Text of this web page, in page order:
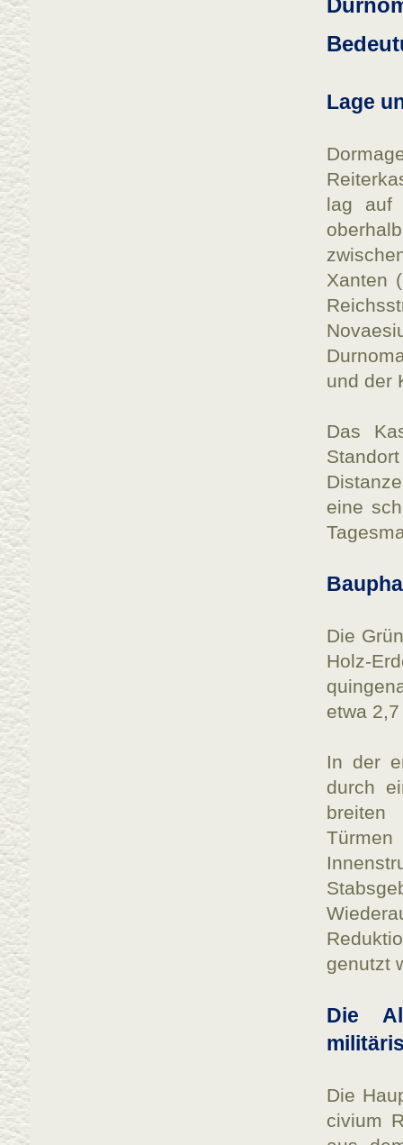
Lage
lag auf
Xanten
und der
Das
eine
Die
Holz-
etwa
In der
durch
breiten
genutzt
Die
Die
civium